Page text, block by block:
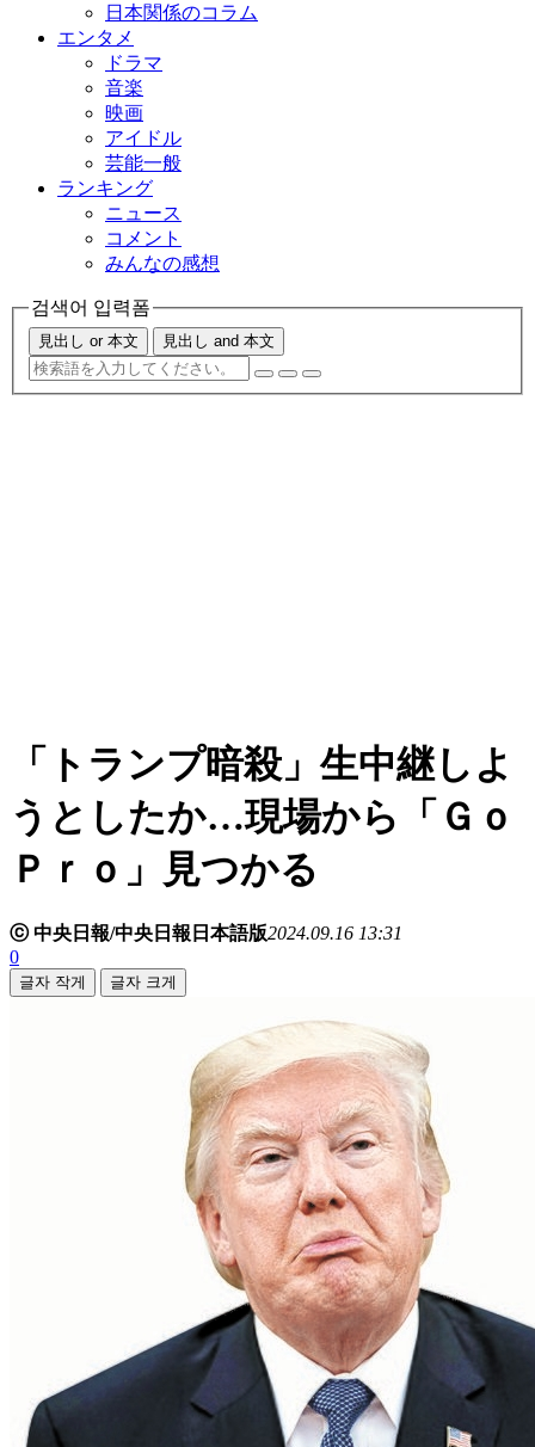
日本関係のコラム
エンタメ
ドラマ
音楽
映画
アイドル
芸能一般
ランキング
ニュース
コメント
みんなの感想
검색어 입력폼
見出し or 本文 見出し and 本文
「トランプ暗殺」生中継しよ
うとしたか…現場から「Ｇｏ
Ｐｒｏ」見つかる
ⓒ 中央日報/中央日報日本語版2024.09.16 13:31
0
글자 작게 글자 크게